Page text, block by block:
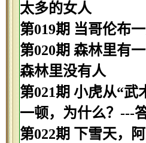
太多的女人
第019期 当哥伦布
第020期 森林里有
森林里没有人
第021期 小虎从“
一顿，为什么？---
第022期 下雪天，